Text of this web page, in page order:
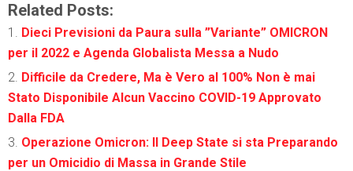
Related Posts:
Dieci Previsioni da Paura sulla ”Variante” OMICRON
per il 2022 e Agenda Globalista Messa a Nudo
Difficile da Credere, Ma è Vero al 100% Non è mai
Stato Disponibile Alcun Vaccino COVID-19 Approvato
Dalla FDA
Operazione Omicron: Il Deep State si sta Preparando
per un Omicidio di Massa in Grande Stile